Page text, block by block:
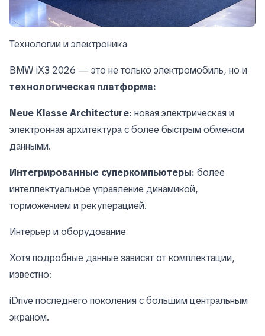
Технологии и электроника
BMW iX3 2026 — это не только электромобиль, но и
технологическая платформа:
Neue Klasse Architecture: новая электрическая и
электронная архитектура с более быстрым обменом
данными.
Интегрированные суперкомпьютеры: более
интеллектуальное управление динамикой,
торможением и рекуперацией.
Интерьер и оборудование
Хотя подробные данные зависят от комплектации,
известно:
iDrive последнего поколения с большим центральным
экраном.